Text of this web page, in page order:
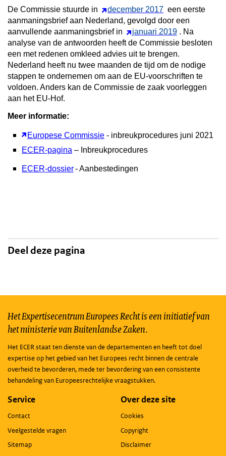
De Commissie stuurde in december 2017 een eerste
aanmaningsbrief aan Nederland, gevolgd door een
aanvullende aanmaningsbrief in
januari 2019 . Na
analyse van de antwoorden heeft de Commissie besloten
een met redenen omkleed advies uit te brengen.
Nederland heeft nu twee maanden de tijd om de nodige
stappen te ondernemen om aan de EU-voorschriften te
voldoen. Anders kan de Commissie de zaak voorleggen
aan het EU-Hof.
Meer informatie:
Europese Commissie - inbreukprocedures juni 2021
ECER-pagina – Inbreukprocedures
ECER-dossier- Aanbestedingen
Deel deze pagina
Het Expertisecentrum Europees Recht is een initiatief van
het ministerie van Buitenlandse Zaken.
Het ECER staat ten dienste van de departementen en heeft tot doel
expertise op het gebied van het Europees recht binnen de centrale
overheid te bevorderen, mede ter bevordering van een consistente
behandeling van Europeesrechtelijke vraagstukken.
Service
Contact
Veelgestelde vragen
Sitemap
Over deze site
Cookies
Copyright
Disclaimer